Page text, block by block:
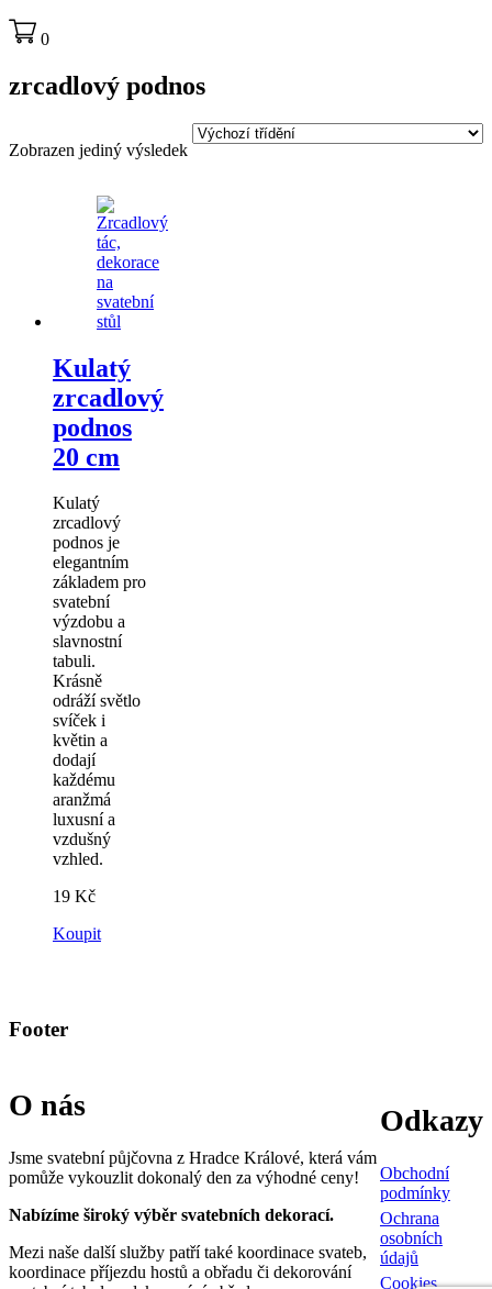
0
zrcadlový podnos
Zobrazen jediný výsledek
Kulatý
zrcadlový
podnos
20 cm
Kulatý
zrcadlový
podnos je
elegantním
základem pro
svatební
výzdobu a
slavnostní
tabuli.
Krásně
odráží světlo
svíček i
květin a
dodají
každému
aranžmá
luxusní a
vzdušný
vzhled.
19 Kč
Koupit
Footer
O nás
Jsme svatební půjčovna z Hradce Králové, která vám
pomůže vykouzlit dokonalý den za výhodné ceny!
Nabízíme široký výběr svatebních dekorací.
Mezi naše další služby patří také koordinace svateb,
koordinace příjezdu hostů a obřadu či dekorování
Odkazy
Obchodní
podmínky
Ochrana
osobních
údajů
Cookies